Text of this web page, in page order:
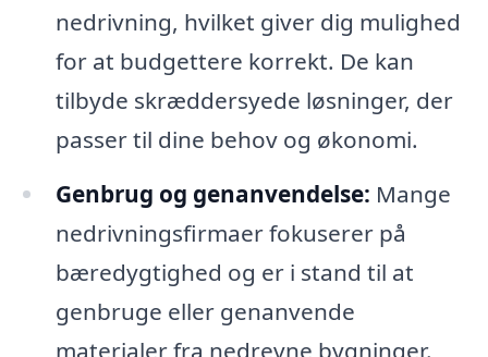
nedrivning, hvilket giver dig mulighed
for at budgettere korrekt. De kan
tilbyde skræddersyede løsninger, der
passer til dine behov og økonomi.
Genbrug og genanvendelse: Mange
nedrivningsfirmaer fokuserer på
bæredygtighed og er i stand til at
genbruge eller genanvende
materialer fra nedrevne bygninger.